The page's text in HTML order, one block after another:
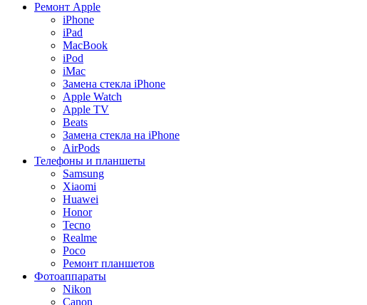
Ремонт Apple
iPhone
iPad
MacBook
iPod
iMac
Замена стекла iPhone
Apple Watch
Apple TV
Beats
Замена стекла на iPhone
AirPods
Телефоны и планшеты
Samsung
Xiaomi
Huawei
Honor
Tecno
Realme
Poco
Ремонт планшетов
Фотоаппараты
Nikon
Canon